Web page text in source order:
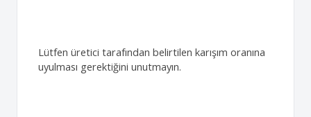
Lütfen üretici tarafından belirtilen karışım oranına
uyulması gerektiğini unutmayın.